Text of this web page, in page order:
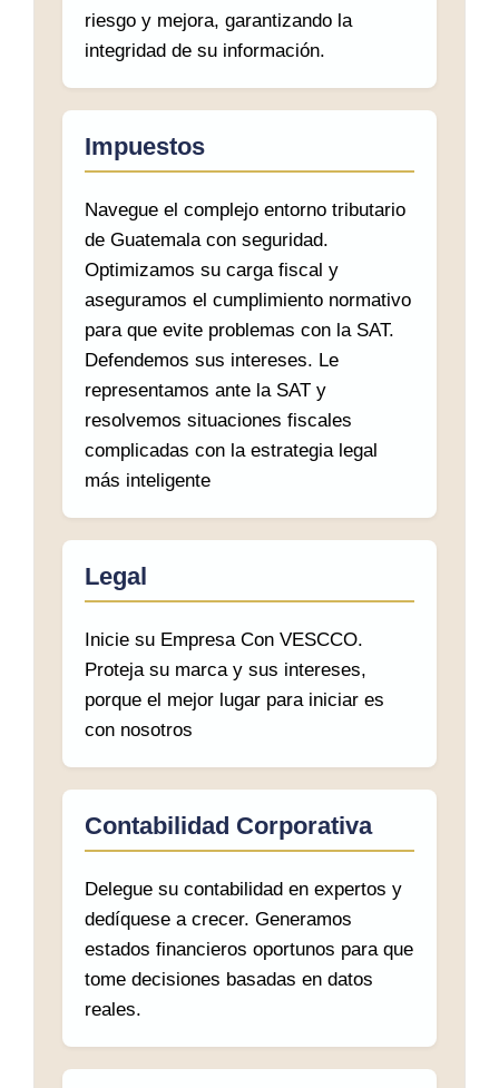
riesgo y mejora, garantizando la
integridad de su información.
Impuestos
Navegue el complejo entorno tributario
de Guatemala con seguridad.
Optimizamos su carga fiscal y
aseguramos el cumplimiento normativo
para que evite problemas con la SAT.
Defendemos sus intereses. Le
representamos ante la SAT y
resolvemos situaciones fiscales
complicadas con la estrategia legal
más inteligente
Legal
Inicie su Empresa Con VESCCO.
Proteja su marca y sus intereses,
porque el mejor lugar para iniciar es
con nosotros
Contabilidad Corporativa
Delegue su contabilidad en expertos y
dedíquese a crecer. Generamos
estados financieros oportunos para que
tome decisiones basadas en datos
reales.